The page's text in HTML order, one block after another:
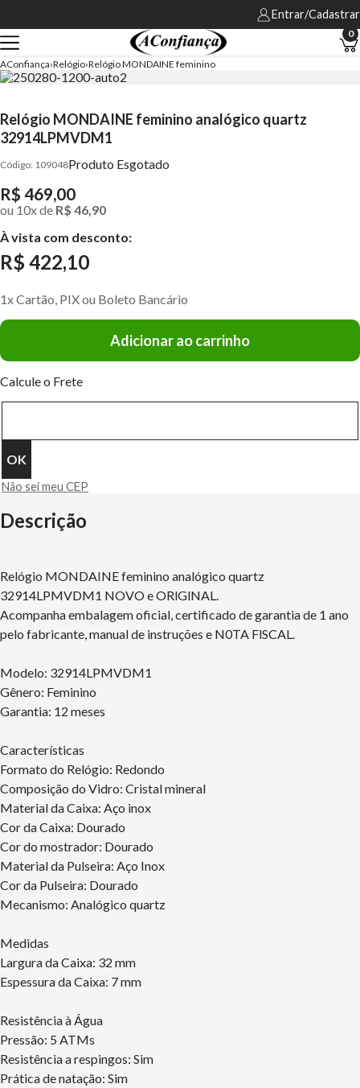
Entrar/Cadastrar
0
AConfiança Relógio Relógio MONDAINE feminino
Relógio MONDAINE feminino analógico quartz
32914LPMVDM1
109048Produto Esgotado
R$ 469,00
ou 10xde R$ 46,90
À vista com desconto:
R$ 422,10
1x Cartão, PIX ou Boleto Bancário
Adicionar ao carrinho
Calcule o Frete
Não sei meu CEP
Descrição
Relógio MONDAINE feminino analógico quartz
32914LPMVDM1 NOVO e ORlGlNAL.
Acompanha embalagem oficial, certificado de garantia de 1 ano
pelo fabricante, manual de instruções e N0TA FlSCAL.
Modelo: 32914LPMVDM1
Gênero: Feminino
Garantia: 12 meses
Características
Formato do Relógio: Redondo
Composição do Vidro: Cristal mineral
Material da Caixa: Aço inox
Cor da Caixa: Dourado
Cor do mostrador: Dourado
Material da Pulseira: Aço Inox
Cor da Pulseira: Dourado
Mecanismo: Analógico quartz
Medidas
Largura da Caixa: 32 mm
Espessura da Caixa: 7 mm
Resistência à Água
Pressão: 5 ATMs
Resistência a respingos: Sim
Prática de natação: Sim